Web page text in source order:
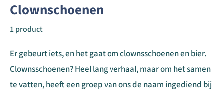
Clownschoenen
1 product
Er gebeurt iets, en het gaat om clownsschoenen en bier.
Clownsschoenen? Heel lang verhaal, maar om het samen
te vatten, heeft een groep van ons de naam ingediend bij